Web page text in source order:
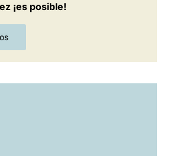
¡es posible!